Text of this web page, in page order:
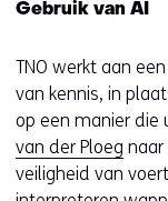
Gebruik van AI
TNO werkt aan
van kennis, in
op een manier die
van der Ploeg naar
veiligheid van